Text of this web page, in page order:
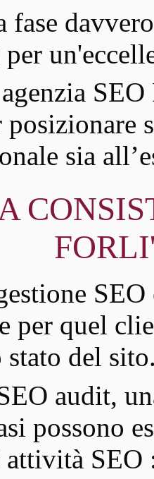
fase
per
sia
SEO
per quel
stato del
audit,
possono
attività SEO